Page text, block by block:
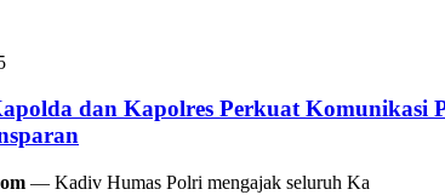
dan Kapolres Perkuat Komunikasi
— Kadiv Humas Polri mengajak seluruh Ka